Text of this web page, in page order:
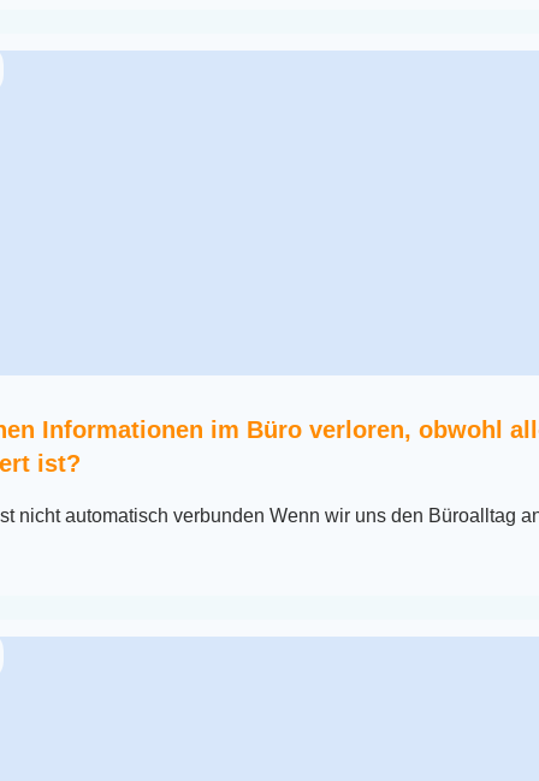
Informationen im Büro verloren, obwohl
ist?
nicht automatisch verbunden Wenn wir uns den Büroalltag